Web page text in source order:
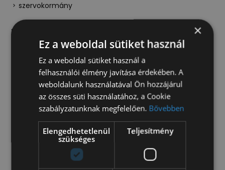
szervokormány
Felépítmény/raktér
jobboldali oldalajtó
légrugó
Műszaki
automata váltó
részecskeszűrő
×
Ez a weboldal sütiket használ
Ez a weboldal sütiket használ a
felhasználói élmény javítása érdekében. A
weboldalunk használatával Ön hozzájárul
az összes süti használatához, a Cookie
szabályzatunknak megfelelően. Bővebben
Elengedhetetlenül
szükséges
Teljesítmény